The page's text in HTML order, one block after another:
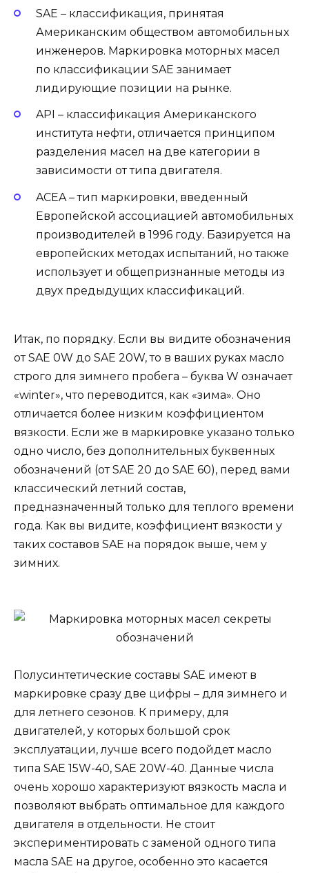
SAE – классификация, принятая
Американским обществом автомобильных
инженеров. Маркировка моторных масел
по классификации SAE занимает
лидирующие позиции на рынке.
API – классификация Американского
института нефти, отличается принципом
разделения масел на две категории в
зависимости от типа двигателя.
ACEA – тип маркировки, введенный
Европейской ассоциацией автомобильных
производителей в 1996 году. Базируется на
европейских методах испытаний, но также
использует и общепризнанные методы из
двух предыдущих классификаций.
Итак, по порядку. Если вы видите обозначения
от SAE 0W до SAE 20W, то в ваших руках масло
строго для зимнего пробега – буква W означает
«winter», что переводится, как «зима». Оно
отличается более низким коэффициентом
вязкости. Если же в маркировке указано только
одно число, без дополнительных буквенных
обозначений (от SAE 20 до SAE 60), перед вами
классический летний состав,
предназначенный только для теплого времени
года. Как вы видите, коэффициент вязкости у
таких составов SAE на порядок выше, чем у
зимних.
Полусинтетические составы SAE имеют в
маркировке сразу две цифры – для зимнего и
для летнего сезонов. К примеру, для
двигателей, у которых большой срок
эксплуатации, лучше всего подойдет масло
типа SAE 15W-40, SAE 20W-40. Данные числа
очень хорошо характеризуют вязкость масла и
позволяют выбрать оптимальное для каждого
двигателя в отдельности. Не стоит
экспериментировать с заменой одного типа
масла SAE на другое, особенно это касается